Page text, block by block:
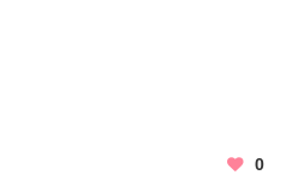
0